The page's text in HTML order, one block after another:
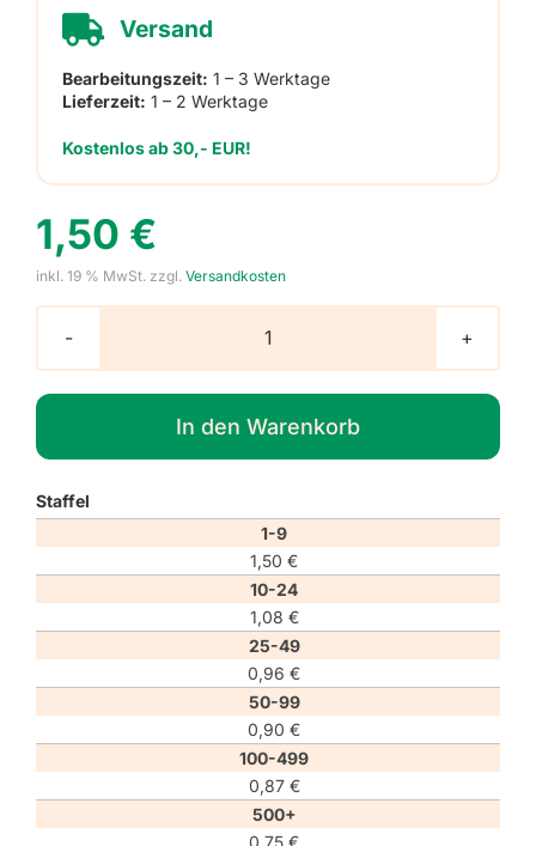
Versand
Bearbeitungszeit: 1 – 3 Werktage
Lieferzeit: 1 – 2 Werktage
Kostenlos ab 30,- EUR!
1,50 €
inkl. 19 % MwSt. zzgl. Versandkosten
Verbotszeichen
P002
"Rauchen
verboten"
Menge
In den Warenkorb
Staffel
1-9
1,50 €
10-24
1,08 €
25-49
0,96 €
50-99
0,90 €
100-499
0,87 €
500+
0,75 €